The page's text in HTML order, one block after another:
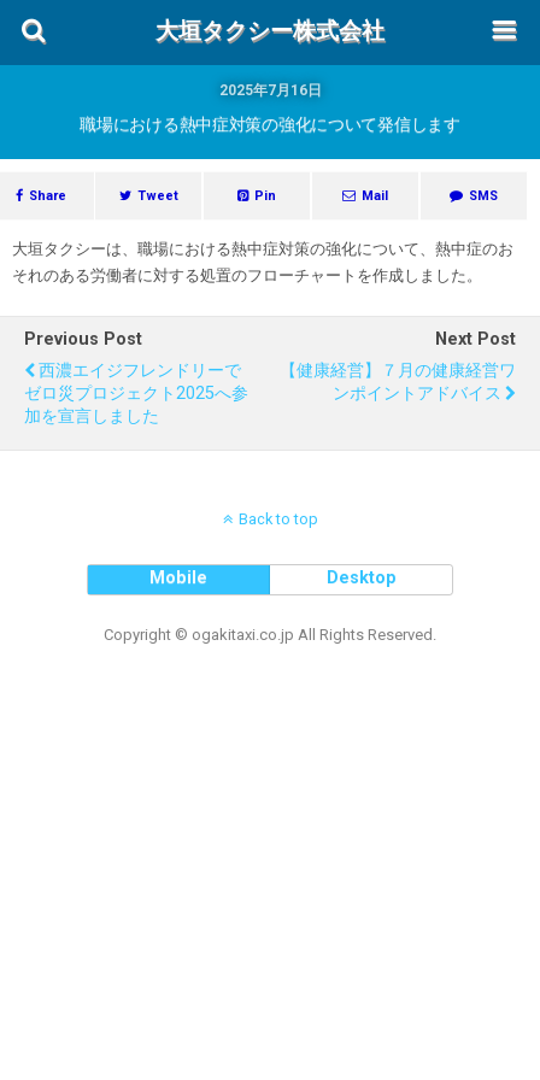
大垣タクシー株式会社
2025年7月16日
職場における熱中症対策の強化について発信します
Share Tweet Pin Mail SMS
大垣タクシーは、職場における熱中症対策の強化について、熱中症のお
それのある労働者に対する処置のフローチャートを作成しました。
Previous Post
西濃エイジフレンドリーで
ゼロ災プロジェクト2025へ参
加を宣言しました
Next Post
【健康経営】７月の健康経営ワ
ンポイントアドバイス
Back to top
Mobile Desktop
Copyright © ogakitaxi.co.jp All Rights Reserved.